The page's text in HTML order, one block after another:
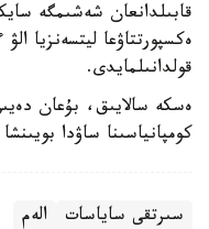
قابىلدانعان شەشىمگە
ەكسپورتتاۋعا ليتسەنزيا
قولدانىلمايدى.
كومپانياسىنا ساۋدا
سىرتقى ساياسات الەم